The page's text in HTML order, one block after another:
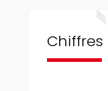
Chiffres